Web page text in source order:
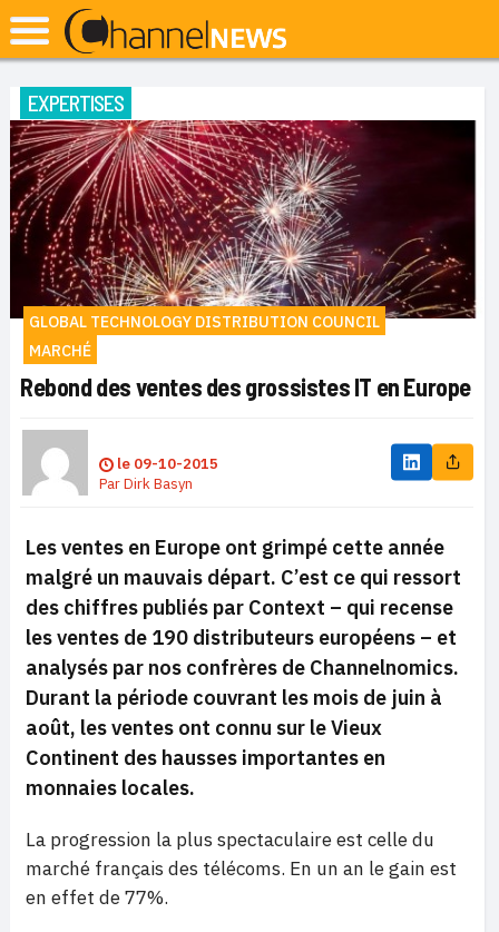
EXPERTISES
GLOBAL TECHNOLOGY DISTRIBUTION COUNCIL
MARCHÉ
Rebond des ventes des grossistes IT en Europe
le 09-10-2015
ParDirk Basyn
Les ventes en Europe ont grimpé cette année
malgré un mauvais départ. C’est ce qui ressort
des chiffres publiés par Context – qui recense
les ventes de 190 distributeurs européens – et
analysés par nos confrères de Channelnomics.
Durant la période couvrant les mois de juin à
août, les ventes ont connu sur le Vieux
Continent des hausses importantes en
monnaies locales.
La progression la plus spectaculaire est celle du
marché français des télécoms. En un an le gain est
en effet de 77%.